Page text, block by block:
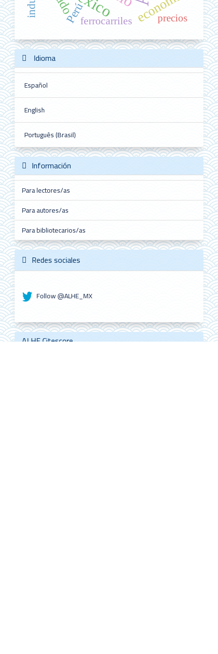
Perúferrocarriles precios
Idioma
Español
English
Português (Brasil)
Información
Para lectores/as
Para autores/as
Para bibliotecarios/as
Redes sociales
Follow @ALHE_MX
ALHE Citescore